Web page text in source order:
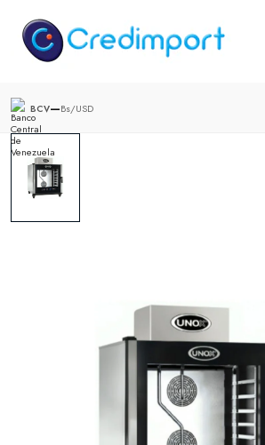
BCV—Bs/USD